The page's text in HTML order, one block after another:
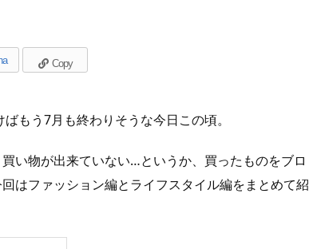
Copy
もう7月も終わりそうな今日この頃。
い物が出来ていない…というか、買ったものをブロ
はファッション編とライフスタイル編をまとめて紹